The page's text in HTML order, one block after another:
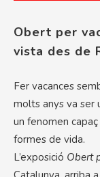
Obert per
vista des de
Fer vacances
molts anys va ser
un fenomen
formes de vida.
L’exposició Obert